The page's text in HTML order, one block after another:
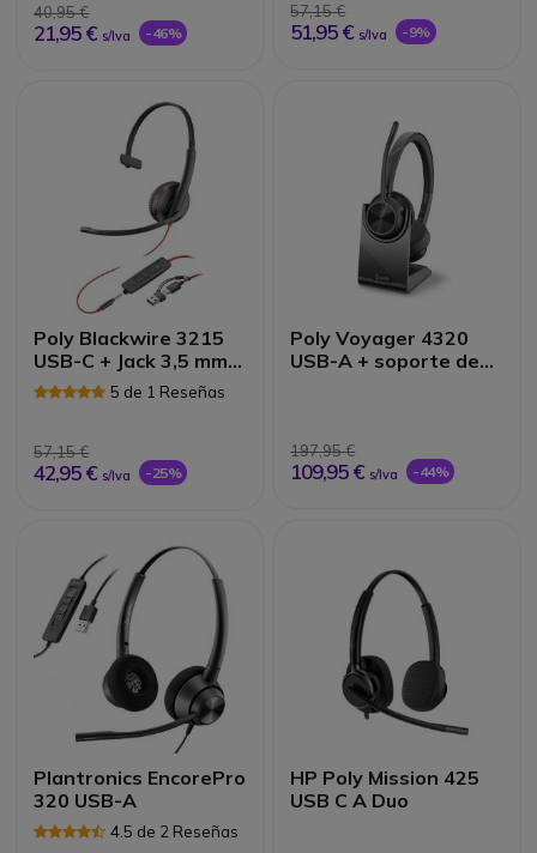
40,95 €
21,95 € s/Iva -46%
57,15 €
51,95 € s/Iva -9%
Poly Blackwire 3215
USB-C + Jack 3,5 mm
+Adaptador USB-C/A
5 de 1 Reseñas
57,15 €
42,95 € s/Iva -25%
Poly Voyager 4320
USB-A + soporte de
197,95 €
109,95 € s/Iva -44%
Plantronics EncorePro
320 USB-A
4.5 de 2 Reseñas
HP Poly Mission 425
USB C A Duo